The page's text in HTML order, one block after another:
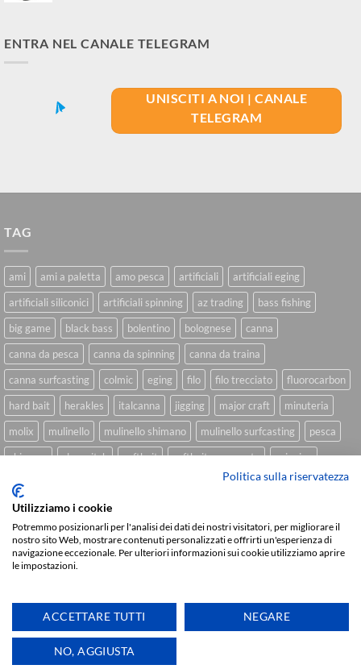
ENTRA NEL CANALE TELEGRAM
UNISCITI A NOI | CANALE
TELEGRAM
TAG
ami ami a paletta amo pesca artificiali
artificiali eging
artificiali siliconici
artificiali spinning az trading
bass fishing
big game
black bass bolentino bolognese
canna
canna da pesca
canna da spinning
canna da traina
canna surfcasting
colmic eging filo filo trecciato
fluorocarbon
hard bait
herakles italcanna jigging major craft
minuteria
molix
mulinello mulinello shimano mulinello surfcasting
pesca
shimano
slow pitch softbait softbait yamamoto
spinning
spinning inshore
trecciato trolling tubertini
Sviluppato daWe Blink Design
Delivery
CHI SIAMO BLOG FAQ CONTATTI
Copyright 2026 © IlMaestralePesca.it
Politica sulla riservatezza
Utilizziamo i cookie
Potremmo posizionarli per l'analisi dei dati dei nostri visitatori, per migliorare il
nostro sito Web, mostrare contenuti personalizzati e offrirti un'esperienza di
navigazione eccezionale. Per ulteriori informazioni sui cookie utilizziamo aprire
le impostazioni.
ACCETTARE TUTTI NEGARE
NO, AGGIUSTA